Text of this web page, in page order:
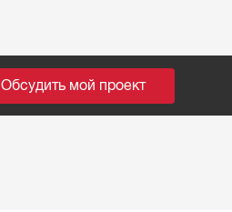
Обсудить мой проект